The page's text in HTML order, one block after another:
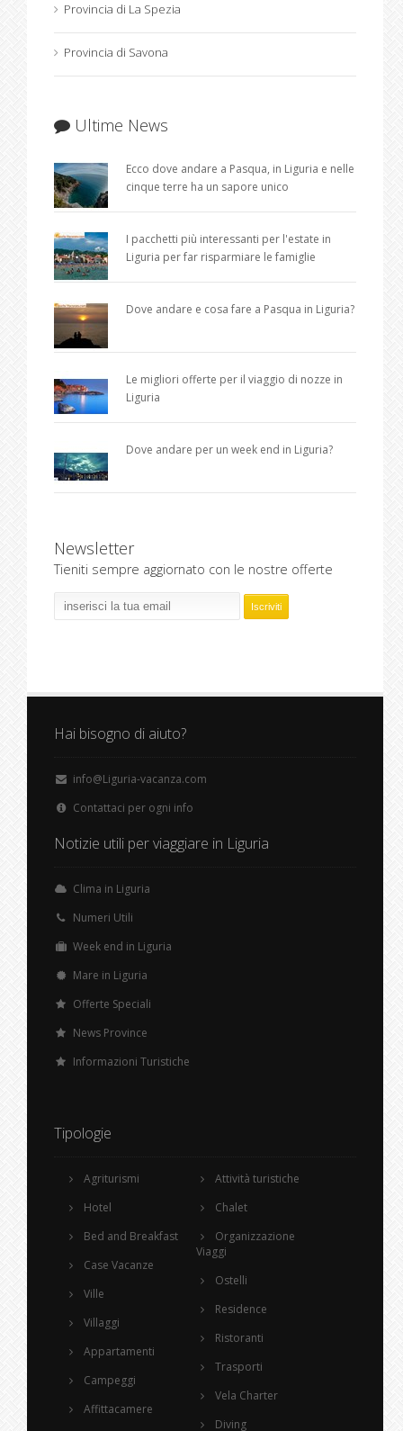
Provincia di La Spezia
Provincia di Savona
Ultime News
Ecco dove andare a Pasqua, in Liguria e nelle
cinque terre ha un sapore unico
I pacchetti più interessanti per l'estate in
Liguria per far risparmiare le famiglie
Dove andare e cosa fare a Pasqua in Liguria?
Le migliori offerte per il viaggio di nozze in
Liguria
Dove andare per un week end in Liguria?
Newsletter
Tieniti sempre aggiornato con le nostre offerte
Hai bisogno di aiuto?
info@Liguria-vacanza.com
Contattaci per ogni info
Notizie utili per viaggiare in Liguria
Clima in Liguria
Numeri Utili
Week end in Liguria
Mare in Liguria
Offerte Speciali
News Province
Informazioni Turistiche
Tipologie
Agriturismi
Hotel
Bed and Breakfast
Case Vacanze
Ville
Villaggi
Appartamenti
Campeggi
Affittacamere
Attività turistiche
Chalet
Organizzazione
Viaggi
Ostelli
Residence
Ristoranti
Trasporti
Vela Charter
Diving